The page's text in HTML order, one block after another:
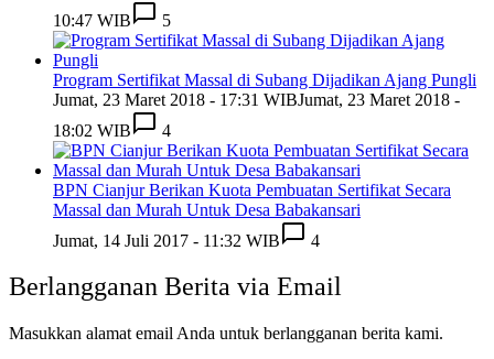
10:47 WIB
5
Program Sertifikat Massal di Subang Dijadikan Ajang Pungli
Jumat, 23 Maret 2018 - 17:31 WIBJumat, 23 Maret 2018 -
18:02 WIB
4
BPN Cianjur Berikan Kuota Pembuatan Sertifikat Secara
Massal dan Murah Untuk Desa Babakansari
Jumat, 14 Juli 2017 - 11:32 WIB
4
Berlangganan Berita via Email
Masukkan alamat email Anda untuk berlangganan berita kami.